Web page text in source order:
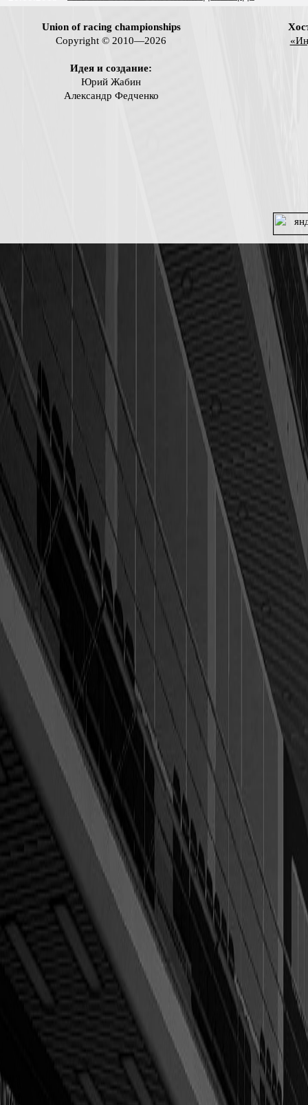
Union of racing championships
Copyright © 2010—2026
Идея и создание:
Юрий Жабин
Александр Федченко